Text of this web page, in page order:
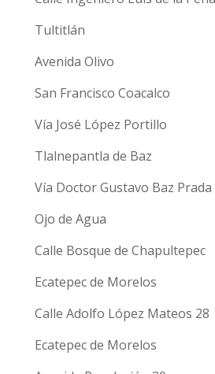
Tultitlán
Avenida Olivo
San Francisco Coacalco
Vía José López Portillo
Tlalnepantla de Baz
Vía Doctor Gustavo Baz Prada
Ojo de Agua
Calle Bosque de Chapultepec
Ecatepec de Morelos
Calle Adolfo López Mateos 28
Ecatepec de Morelos